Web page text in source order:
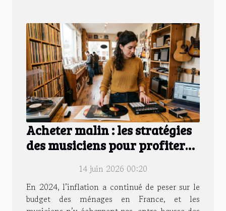
Acheter malin : les stratégies
des musiciens pour profiter
14 juin 2026 00:20
En 2024, l’inflation a continué de peser sur le
budget des ménages en France, et les